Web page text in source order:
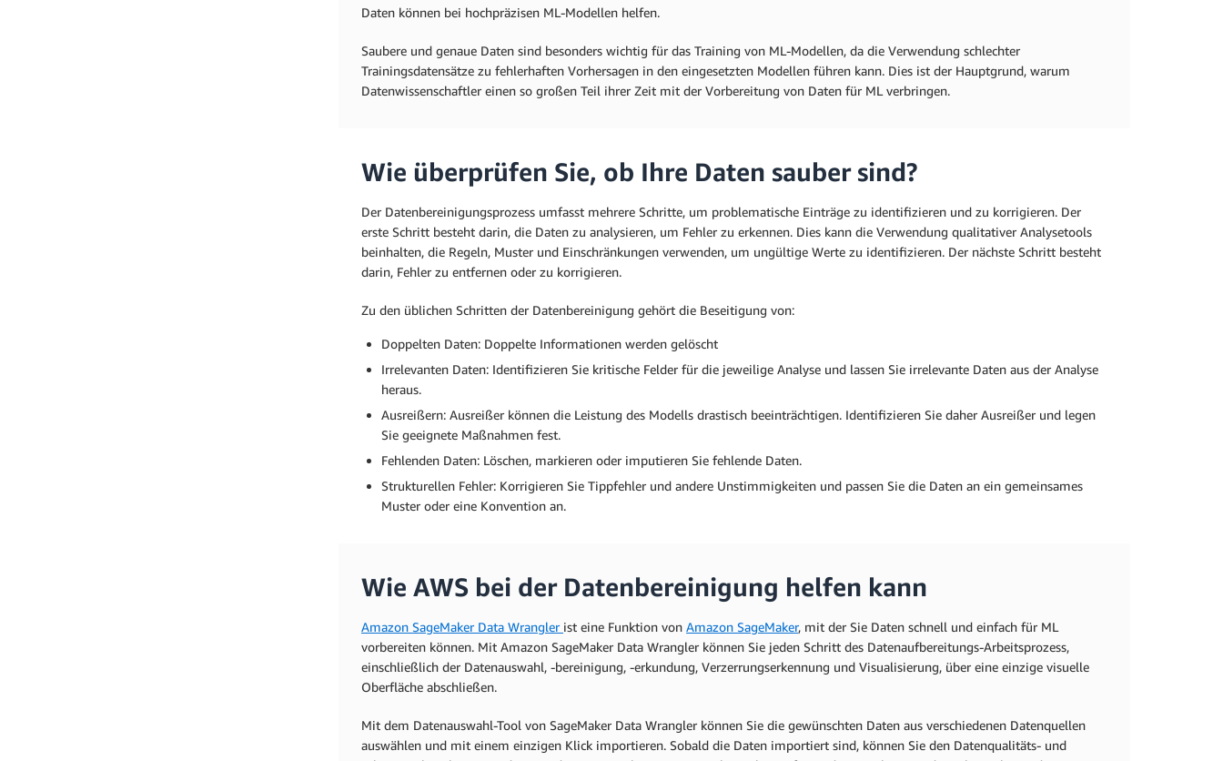
Daten können bei hochpräzisen ML-Modellen helfen.
Saubere und genaue Daten sind besonders wichtig für das Training von ML-Modellen, da die Verwendung schlechter
Trainingsdatensätze zu fehlerhaften Vorhersagen in den eingesetzten Modellen führen kann. Dies ist der Hauptgrund, warum
Datenwissenschaftler einen so großen Teil ihrer Zeit mit der Vorbereitung von Daten für ML verbringen.
Wie überprüfen Sie, ob Ihre Daten sauber sind?
Der Datenbereinigungsprozess umfasst mehrere Schritte, um problematische Einträge zu identifizieren und zu korrigieren. Der
erste Schritt besteht darin, die Daten zu analysieren, um Fehler zu erkennen. Dies kann die Verwendung qualitativer Analysetools
beinhalten, die Regeln, Muster und Einschränkungen verwenden, um ungültige Werte zu identifizieren. Der nächste Schritt besteht
darin, Fehler zu entfernen oder zu korrigieren.
Zu den üblichen Schritten der Datenbereinigung gehört die Beseitigung von:
Doppelten Daten: Doppelte Informationen werden gelöscht
Irrelevanten Daten: Identifizieren Sie kritische Felder für die jeweilige Analyse und lassen Sie irrelevante Daten aus der Analyse
heraus.
Ausreißern: Ausreißer können die Leistung des Modells drastisch beeinträchtigen. Identifizieren Sie daher Ausreißer und legen
Sie geeignete Maßnahmen fest.
Fehlenden Daten: Löschen, markieren oder imputieren Sie fehlende Daten.
Strukturellen Fehler: Korrigieren Sie Tippfehler und andere Unstimmigkeiten und passen Sie die Daten an ein gemeinsames
Muster oder eine Konvention an.
Wie AWS bei der Datenbereinigung helfen kann
Amazon SageMaker Data Wrangler ist eine Funktion von Amazon SageMaker, mit der Sie Daten schnell und einfach für ML
vorbereiten können. Mit Amazon SageMaker Data Wrangler können Sie jeden Schritt des Datenaufbereitungs-Arbeitsprozess,
einschließlich der Datenauswahl, -bereinigung, -erkundung, Verzerrungserkennung und Visualisierung, über eine einzige visuelle
Oberfläche abschließen.
Mit dem Datenauswahl-Tool von SageMaker Data Wrangler können Sie die gewünschten Daten aus verschiedenen Datenquellen
auswählen und mit einem einzigen Klick importieren. Sobald die Daten importiert sind, können Sie den Datenqualitäts- und